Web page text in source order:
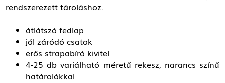
rendszerezett tároláshoz.
átlátszó fedlap
jól záródó csatok
erős strapabíró kivitel
4-25 db variálható méretű rekesz, narancs színű
határolókkal